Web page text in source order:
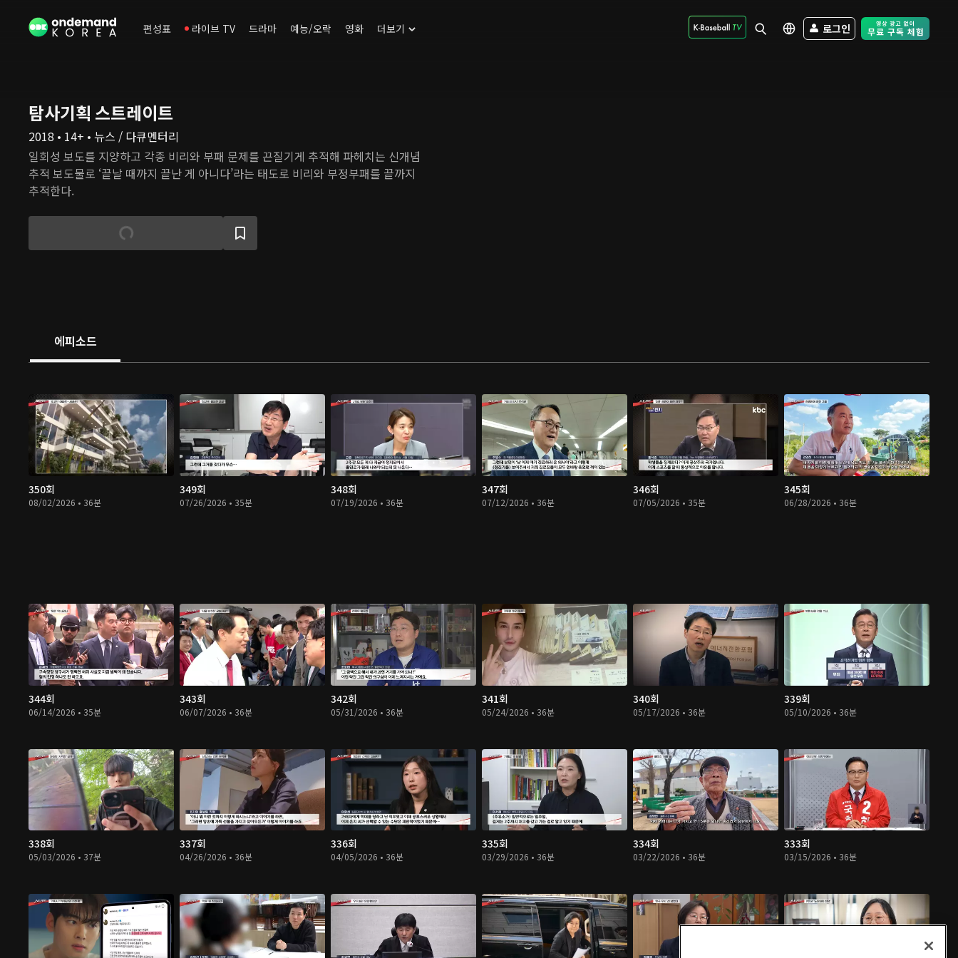
편성표 라이브 TV 드라마 예능/오락 영화 더보기 로그인 Free Trial -
탐사기획 스트레이트
2018 • 14+ • 뉴스 / 다큐멘터리
일회성 보도를 지양하고 각종 비리와 부패 문제를 끈질기게 추적해 파헤치는 신개념
추적 보도물로 ‘끝날 때까지 끝난 게 아니다’라는 태도로 비리와 부정부패를 끝까지
추적한다.
에피소드
350회
08/02/2026 • 36분
349회
07/26/2026 • 35분
348회
07/19/2026 • 36분
347회
07/12/2026 • 36분
346회
07/05/2026 • 35분
345회
06/28/2026 • 36분
344회
06/14/2026 • 35분
343회
06/07/2026 • 36분
342회
05/31/2026 • 36분
341회
05/24/2026 • 36분
340회
05/17/2026 • 36분
339회
05/10/2026 • 36분
338회
05/03/2026 • 37분
337회
04/26/2026 • 36분
336회
04/05/2026 • 36분
335회
03/29/2026 • 36분
334회
03/22/2026 • 36분
333회
03/15/2026 • 36분